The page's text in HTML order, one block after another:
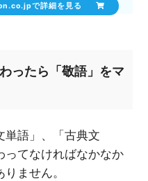
で詳細を見る
ったら「敬語」をマ
単語」、「古典文
ってなければなかなか
ません。